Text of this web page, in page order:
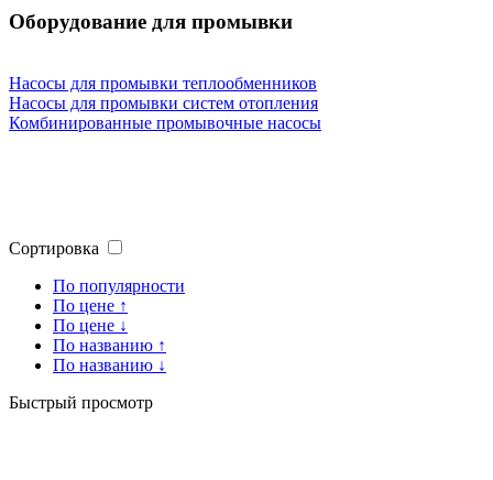
Оборудование для промывки
Насосы для промывки теплообменников
Насосы для промывки систем отопления
Комбинированные промывочные насосы
Сортировка
По популярности
По цене ↑
По цене ↓
По названию ↑
По названию ↓
Быстрый просмотр